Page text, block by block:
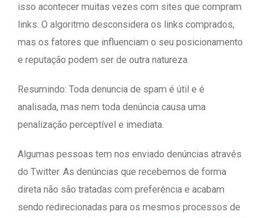
isso acontecer muitas vezes com sites que compram
links. O algoritmo desconsidera os links comprados,
mas os fatores que influenciam o seu posicionamento
e reputação podem ser de outra natureza.
Resumindo: Toda denuncia de spam é útil e é
analisada, mas nem toda denúncia causa uma
penalização perceptível e imediata.
Algumas pessoas tem nos enviado denúncias através
do Twitter. As denúncias que recebemos de forma
direta não são tratadas com preferência e acabam
sendo redirecionadas para os mesmos processos de